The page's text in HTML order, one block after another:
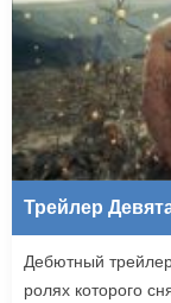
Трейлер
Дебютный
ролях которого